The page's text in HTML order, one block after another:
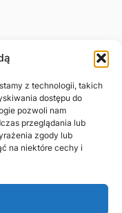
z technologii, takich
dostępu do
pozwoli nam
przeglądania lub
zgody lub
na niektóre cechy i